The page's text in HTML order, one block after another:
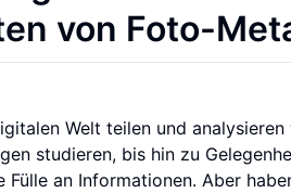
von Foto-
Welt teilen und
studieren, bis hin zu
Fülle an Informationen. Aber